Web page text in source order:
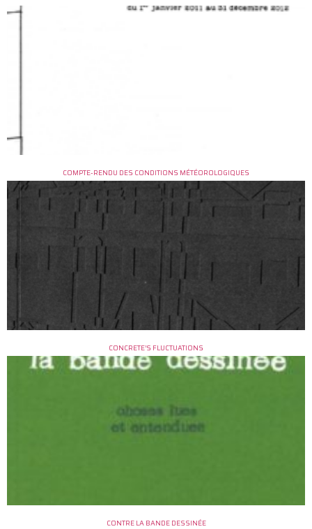
COMPTE-RENDU DES CONDITIONS MÉTÉOROLOGIQUES
CONCRETE’S FLUCTUATIONS
CONTRE LA BANDE DESSINÉE